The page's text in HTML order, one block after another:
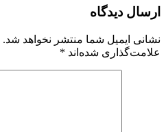
ارسال دیدگاه
نشانی ایمیل شما منتشر نخواهد شد.
علامت‌گذاری شده‌اند *